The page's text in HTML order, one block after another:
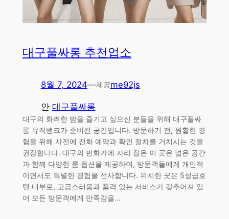
대구풀싸롱 추천업소
8월 7, 2024—제공me92js
안 대구풀싸롱
대구의 화려한 밤을 즐기고 싶으신 분들을 위해 대구풀싸
롱 뮤직뱅크가 준비된 공간입니다. 방문하기 전, 원활한 경
험을 위해 사전에 전화 예약과 확인 절차를 거치시는 것을
권장합니다. 대구의 번화가에 자리 잡은 이 곳은 넓은 공간
과 함께 다양한 룸 옵션을 제공하여, 방문객들에게 개인적
이면서도 특별한 경험을 선사합니다. 위치한 곳은 5성급호
텔 내부로, 고급스러움과 품격 있는 서비스가 갖추어져 있
어 모든 방문객에게 만족감을…